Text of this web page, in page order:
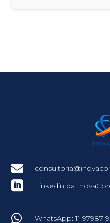

 Linkedin da
 WhatsApp: 11 97987-